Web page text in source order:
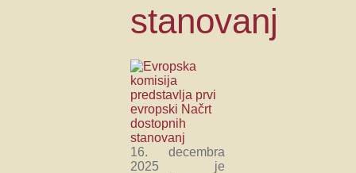
stanovanj
16. decembra
2025 je